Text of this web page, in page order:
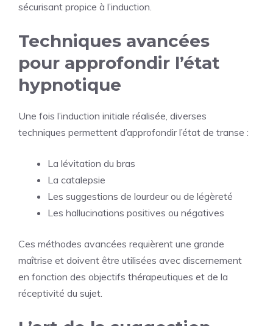
sécurisant propice à l’induction.
Techniques avancées
pour approfondir l’état
hypnotique
Une fois l’induction initiale réalisée, diverses
techniques permettent d’approfondir l’état de transe :
La lévitation du bras
La catalepsie
Les suggestions de lourdeur ou de légèreté
Les hallucinations positives ou négatives
Ces méthodes avancées requièrent une grande
maîtrise et doivent être utilisées avec discernement
en fonction des objectifs thérapeutiques et de la
réceptivité du sujet.